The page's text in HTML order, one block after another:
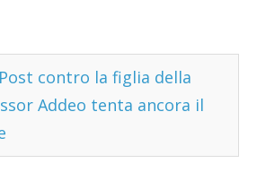
Post contro la figlia della
Addeo tenta ancora il